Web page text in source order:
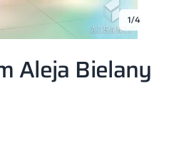
Vela
metalen kasten
Banken en
Lamellen
Altus
Vitral
Kluisjes met L-
Volledig aanbod
Diensten
Certificaten,
Materialen en
Galerij van
1/4
Aleja Bielany